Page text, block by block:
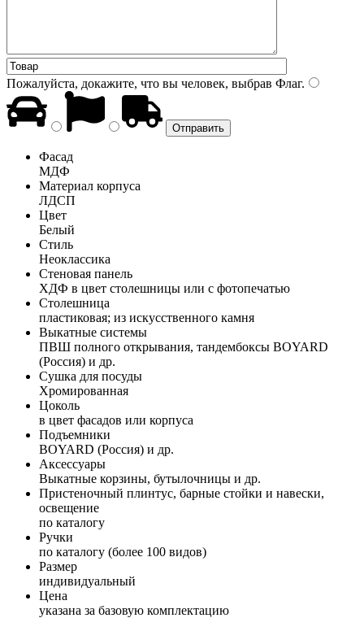
Пожалуйста, докажите, что вы человек, выбрав Флаг.
Фасад
МДФ
Материал корпуса
ЛДСП
Цвет
Белый
Стиль
Неоклассика
Стеновая панель
ХДФ в цвет столешницы или с фотопечатью
Столешница
пластиковая; из искусственного камня
Выкатные системы
ПВШ полного открывания, тандембоксы BOYARD
(Россия) и др.
Сушка для посуды
Хромированная
Цоколь
в цвет фасадов или корпуса
Подъемники
BOYARD (Россия) и др.
Аксессуары
Выкатные корзины, бутылочницы и др.
Пристеночный плинтус, барные стойки и навески,
освещение
по каталогу
Ручки
по каталогу (более 100 видов)
Размер
индивидуальный
Цена
указана за базовую комплектацию